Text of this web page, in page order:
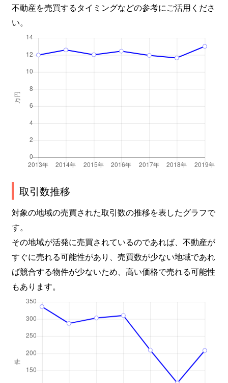
不動産を売買するタイミングなどの参考にご活用くださ
い。
取引数推移
対象の地域の売買された取引数の推移を表したグラフで
す。
その地域が活発に売買されているのであれば、不動産が
すぐに売れる可能性があり、売買数が少ない地域であれ
ば競合する物件が少ないため、高い価格で売れる可能性
もあります。